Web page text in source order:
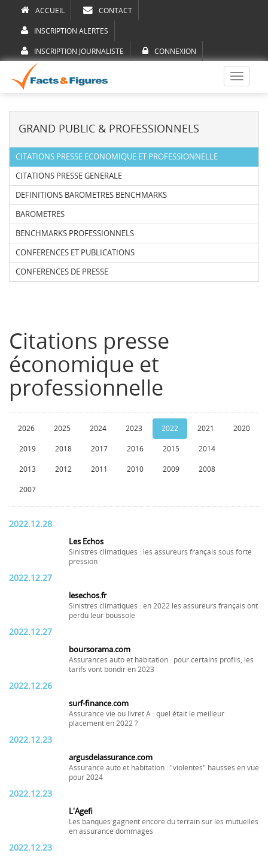
ACCUEIL CONTACT
INSCRIPTION ALERTES
INSCRIPTION JOURNALISTE CONNEXION
Toggle
GRAND PUBLIC & PROFESSIONNELS
CITATIONS PRESSE ECONOMIQUE ET PROFESSIONNELLE
CITATIONS PRESSE GENERALE
DEFINITIONS BAROMETRES BENCHMARKS
BAROMETRES
BENCHMARKS PROFESSIONNELS
CONFERENCES ET PUBLICATIONS
CONFERENCES DE PRESSE
Citations presse
économique et
professionnelle
2026 2025 2024 2023 2022 2021 2020
2019 2018 2017 2016 2015 2014
2013 2012 2011 2010 2009 2008
2007
2022.12.28
Les Echos
Sinistres climatiques : les assureurs français sous forte
pression
2022.12.27
lesechos.fr
Sinistres climatiques : en 2022 les assureurs français ont
perdu leur boussole
2022.12.27
boursorama.com
Assurances auto et habitation : pour certains profils, les
tarifs vont bondir en 2023
2022.12.26
surf-finance.com
Assurance vie ou livret A : quel était le meilleur
placement en 2022 ?
2022.12.23
argusdelassurance.com
Assurance auto et habitation : "violentes" hausses en vue
pour 2024
2022.12.23
L'Agefi
Les banques gagnent encore du terrain sur les mutuelles
en assurance dommages
2022.12.23